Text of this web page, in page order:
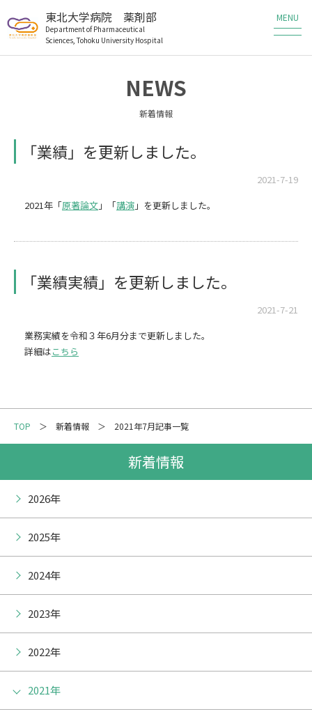
東北大学病院 薬剤部
Department of Pharmaceutical
Sciences, Tohoku University Hospital
メンバー
患者さんへ
職員・研修生募集
情報の取扱いについて
TOP 新着情報 2021年7月記事一覧
新着情報
2026年
2025年
2024年
2023年
2022年
2021年
NEWS
新着情報
「業績」を更新しました。
2021-7-19
2021年「原著論文 」「講演 」を更新しました。
「業績実績」を更新しました。
2021-7-21
業務実績を令和３年6月分まで更新しました。
詳細はこちら